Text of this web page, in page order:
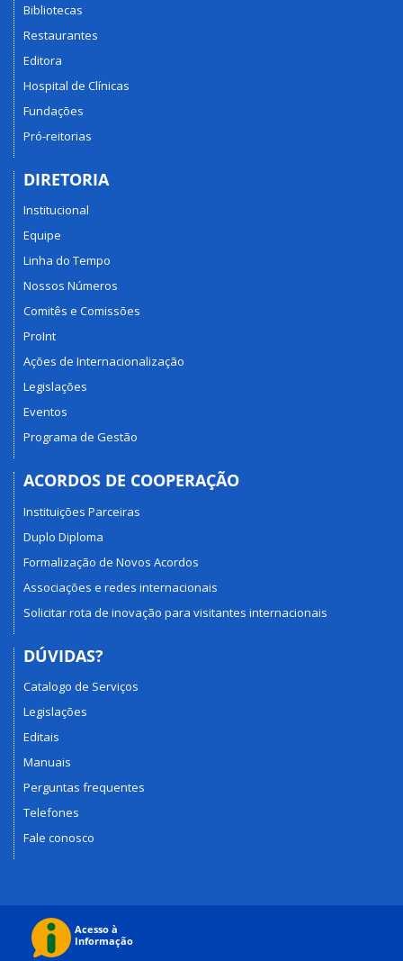
Bibliotecas
Restaurantes
Editora
Hospital de Clínicas
Fundações
Pró-reitorias
DIRETORIA
Institucional
Equipe
Linha do Tempo
Nossos Números
Comitês e Comissões
ProInt
Ações de Internacionalização
Legislações
Eventos
Programa de Gestão
ACORDOS DE COOPERAÇÃO
Instituições Parceiras
Duplo Diploma
Formalização de Novos Acordos
Associações e redes internacionais
Solicitar rota de inovação para visitantes internacionais
DÚVIDAS?
Catalogo de Serviços
Legislações
Editais
Manuais
Perguntas frequentes
Telefones
Fale conosco